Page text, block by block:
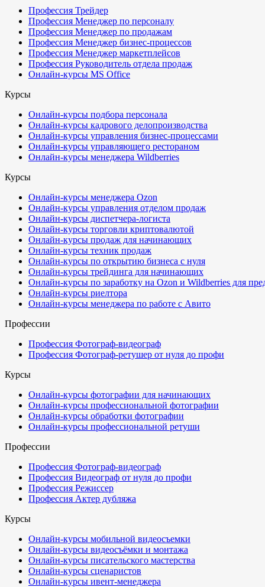
Профессия Трейдер
Профессия Менеджер по персоналу
Профессия Менеджер по продажам
Профессия Менеджер бизнес-процессов
Профессия Менеджер маркетплейсов
Профессия Руководитель отдела продаж
Онлайн-курсы MS Office
Курсы
Онлайн-курсы подбора персонала
Онлайн-курсы кадрового делопроизводства
Онлайн-курсы управления бизнес-процессами
Онлайн-курсы управляющего рестораном
Онлайн-курсы менеджера Wildberries
Курсы
Онлайн-курсы менеджера Ozon
Онлайн-курсы управления отделом продаж
Онлайн-курсы диспетчера-логиста
Онлайн-курсы торговли криптовалютой
Онлайн-курсы продаж для начинающих
Онлайн-курсы техник продаж
Онлайн-курсы по открытию бизнеса с нуля
Онлайн-курсы трейдинга для начинающих
Онлайн-курсы по заработку на Ozon и Wildberries для
Онлайн-курсы риелтора
Онлайн-курсы менеджера по работе с Авито
Профессии
Профессия Фотограф-видеограф
Профессия Фотограф-ретушер от нуля до профи
Курсы
Онлайн-курсы фотографии для начинающих
Онлайн-курсы профессиональной фотографии
Онлайн-курсы обработки фотографии
Онлайн-курсы профессиональной ретуши
Профессии
Профессия Фотограф-видеограф
Профессия Видеограф от нуля до профи
Профессия Режиссер
Профессия Актер дубляжа
Курсы
Онлайн-курсы мобильной видеосъемки
Онлайн-курсы видеосъёмки и монтажа
Онлайн-курсы писательского мастерства
Онлайн-курсы сценаристов
Онлайн-курсы ивент-менеджера